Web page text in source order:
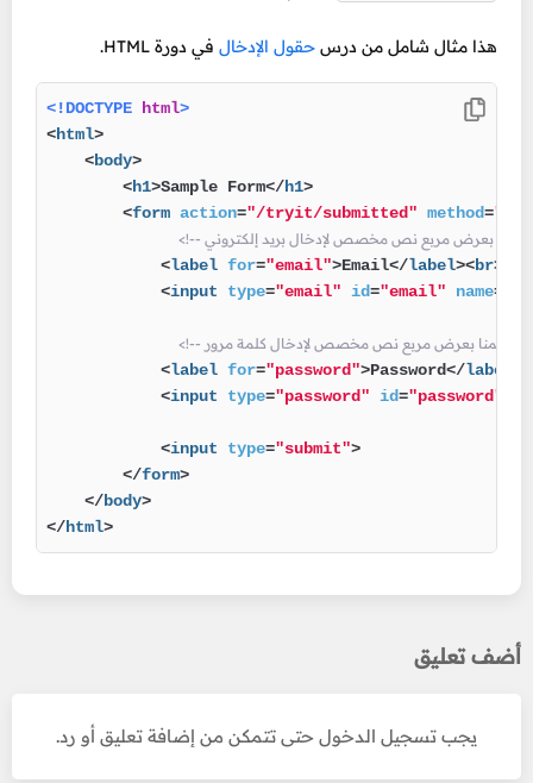
هذا مثال شامل من درس حقول الإدخال في دورة HTML.
<!DOCTYPE html>
<html>
<body>
<h1>Sample Form</h1>
<form action="/tryit/submitted" method=
<label for="email">Email</label><br>
<input type="email" id="email" name=
<label for="password">Password</label
<input type="password" id="password"
<input type="submit">
</form>
</body>
</html>
أضف تعليق
يجب تسجيل الدخول حتى تتمكن من إضافة تعليق أو رد.